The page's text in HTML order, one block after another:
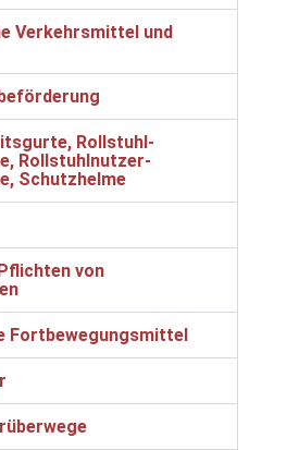
Verkehrsmittel und
Rollstuhl-
Rollstuhlnutzer-
Schutzhelme
von
Fortbewegungsmittel